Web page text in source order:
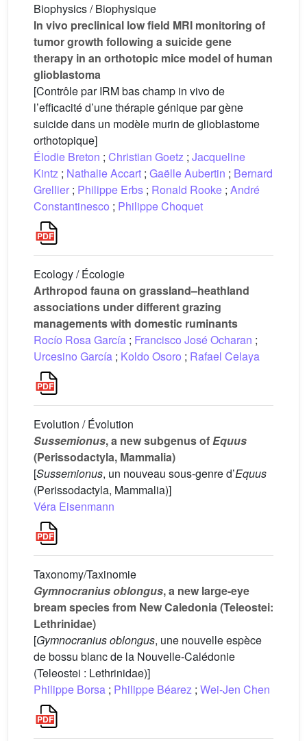
Biophysics / Biophysique
In vivo preclinical low field MRI monitoring of
tumor growth following a suicide gene
therapy in an orthotopic mice model of human
glioblastoma
[Contrôle par IRM bas champ in vivo de
l’efficacité d’une thérapie génique par gène
suicide dans un modèle murin de glioblastome
orthotopique]
Élodie Breton ; Christian Goetz ; Jacqueline
Kintz ; Nathalie Accart ; Gaëlle Aubertin ; Bernard
Grellier ; Philippe Erbs ; Ronald Rooke ; André
Constantinesco ; Philippe Choquet
Ecology / Écologie
Arthropod fauna on grassland–heathland
associations under different grazing
managements with domestic ruminants
Rocío Rosa García ; Francisco José Ocharan ;
Urcesino García ; Koldo Osoro ; Rafael Celaya
Evolution / Évolution
Sussemionus, a new subgenus ofEquus
(Perissodactyla, Mammalia)
[Sussemionus, un nouveau sous-genre d’Equus
(Perissodactyla, Mammalia)]
Véra Eisenmann
Taxonomy/Taxinomie
Gymnocranius oblongus, a new large-eye
bream species from New Caledonia (Teleostei:
Lethrinidae)
[Gymnocranius oblongus, une nouvelle espèce
de bossu blanc de la Nouvelle-Calédonie
(Teleostei : Lethrinidae)]
Philippe Borsa ; Philippe Béarez ; Wei-Jen Chen